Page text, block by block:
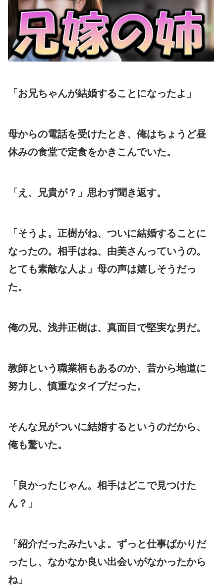
「お兄ちゃんが結婚することになったよ」
母からの電話を受けたとき、俺はちょうど昼
休みの食堂で定食をかきこんでいた。
「え、兄貴が？」思わず聞き返す。
「そうよ。正樹がね、ついに結婚することに
なったの。相手はね、由美さんっていうの。
とても素敵な人よ」母の声は嬉しそうだっ
た。
俺の兄、浅井正樹は、真面目で堅実な男だ。
教師という職業柄もあるのか、昔から地道に
努力し、慎重なタイプだった。
そんな兄がついに結婚するというのだから、
俺も驚いた。
「良かったじゃん。相手はどこで見つけた
ん？」
「紹介だったみたいよ。ずっと仕事ばかりだ
ったし、なかなか良い出会いがなかったから
ね」